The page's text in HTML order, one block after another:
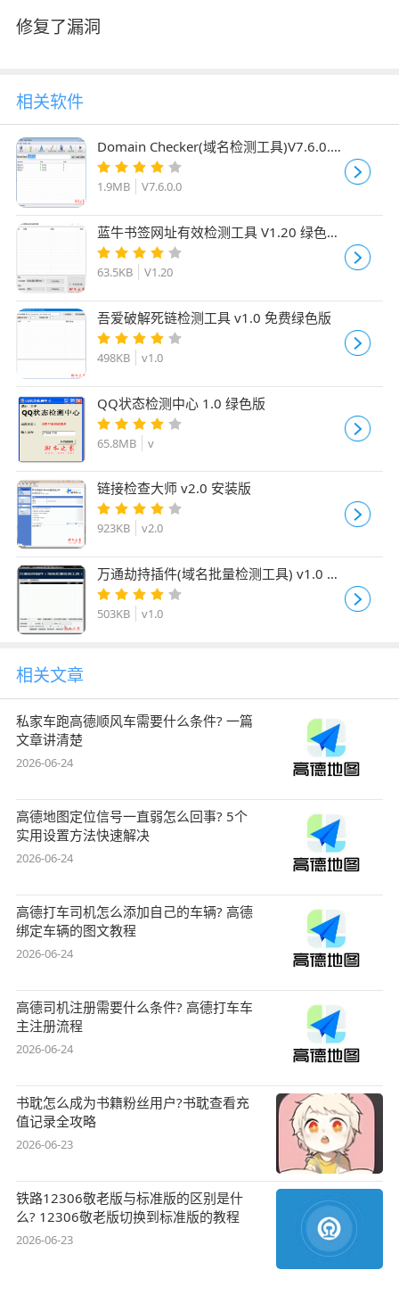
修复了漏洞
相关软件
Domain Checker(域名检测工具)V7.6.0.0
绿色免费版
1.9MB V7.6.0.0
蓝牛书签网址有效检测工具 V1.20 绿色便
携版
63.5KB V1.20
吾爱破解死链检测工具 v1.0 免费绿色版
498KB v1.0
QQ状态检测中心 1.0 绿色版
65.8MB v
链接检查大师 v2.0 安装版
923KB v2.0
万通劫持插件(域名批量检测工具) v1.0 绿
色版
503KB v1.0
相关文章
私家车跑高德顺风车需要什么条件? 一篇
文章讲清楚
2026-06-24
高德地图定位信号一直弱怎么回事? 5个
实用设置方法快速解决
2026-06-24
高德打车司机怎么添加自己的车辆? 高德
绑定车辆的图文教程
2026-06-24
高德司机注册需要什么条件? 高德打车车
主注册流程
2026-06-24
书耽怎么成为书籍粉丝用户?书耽查看充
值记录全攻略
2026-06-23
铁路12306敬老版与标准版的区别是什
么? 12306敬老版切换到标准版的教程
2026-06-23